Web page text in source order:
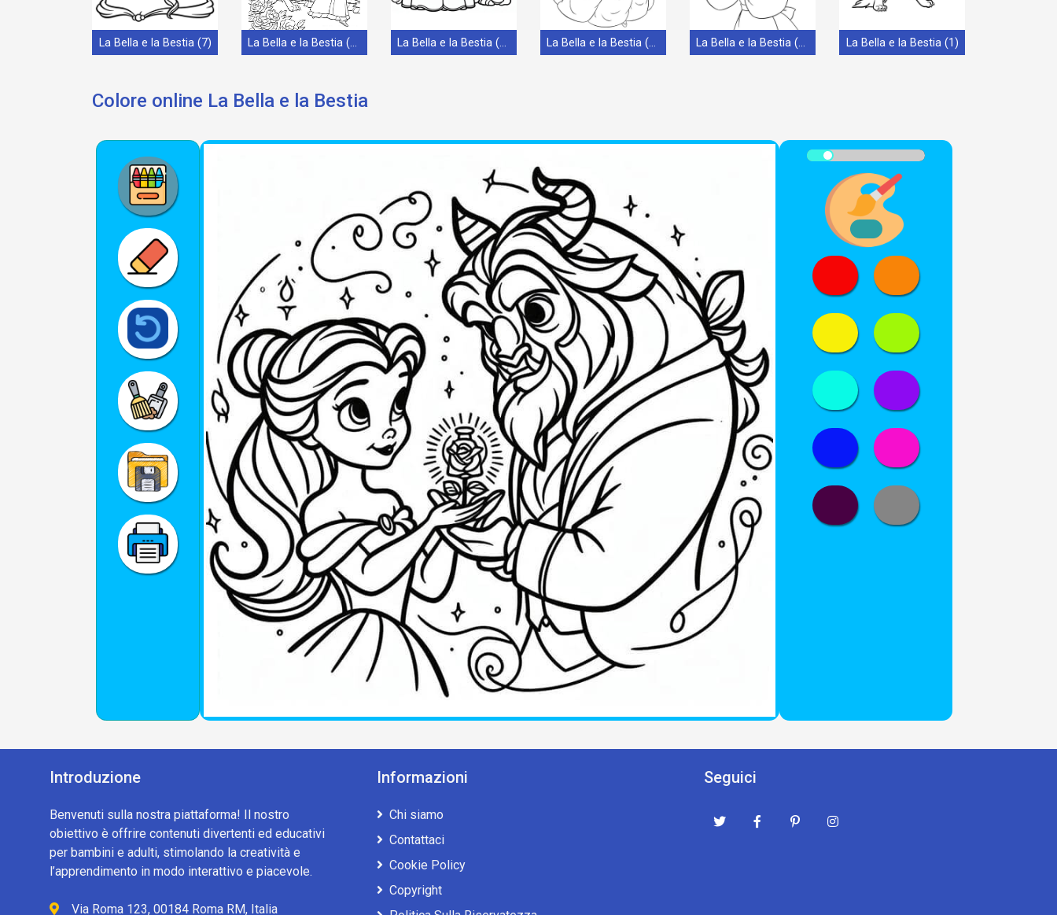
La Bella e la Bestia (7) La Bella e la Bestia (29) La Bella e la Bestia (36) La Bella e la Bestia (15) La Bella e la Bestia (21) La Bella e la Bestia (1)
Colore online La Bella e la Bestia
Introduzione
Benvenuti sulla nostra piattaforma! Il nostro
obiettivo è offrire contenuti divertenti ed educativi
per bambini e adulti, stimolando la creatività e
l’apprendimento in modo interattivo e piacevole.
Via Roma 123, 00184 Roma RM, Italia
Informazioni
Chi siamo
Contattaci
Cookie Policy
Copyright
Seguici